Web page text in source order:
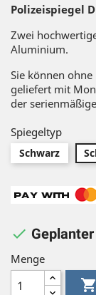
Polizeispiegel
Zwei
Aluminium.
Sie können
geliefert mit
der
Spiegeltyp
Schwarz

Menge
